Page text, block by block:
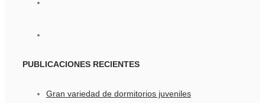
PUBLICACIONES RECIENTES
Gran variedad de dormitorios juveniles